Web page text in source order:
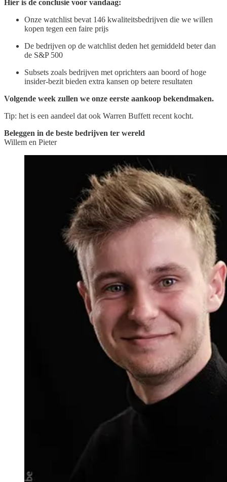
Hier is de conclusie voor vandaag:
Onze watchlist bevat 146 kwaliteitsbedrijven die we willen
kopen tegen een faire prijs
De bedrijven op de watchlist deden het gemiddeld beter dan
de S&P 500
Subsets zoals bedrijven met oprichters aan boord of hoge
insider-bezit bieden extra kansen op betere resultaten
Volgende week zullen we onze eerste aankoop bekendmaken.
Tip: het is een aandeel dat ook Warren Buffett recent kocht.
Beleggen in de beste bedrijven ter wereld
Willem en Pieter